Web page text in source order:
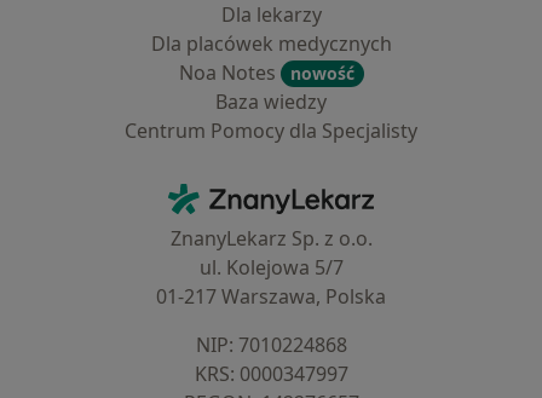
Dla lekarzy
Dla placówek medycznych
Noa Notes
nowość
Baza wiedzy
Centrum Pomocy dla Specjalisty
ZnanyLekarz - Strona główna
ZnanyLekarz Sp. z o.o.
ul. Kolejowa 5/7
01-217 Warszawa, Polska
NIP: ⁠7010224868
KRS: ⁠0000347997